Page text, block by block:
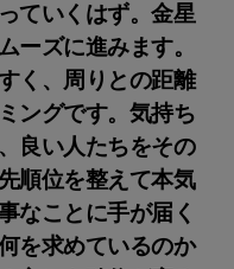
ていくはず。金星
ーズに進みます。
く、周りとの距離
ングです。気持ち
良い人たちをその
順位を整えて本気
なことに手が届く
を求めているのか